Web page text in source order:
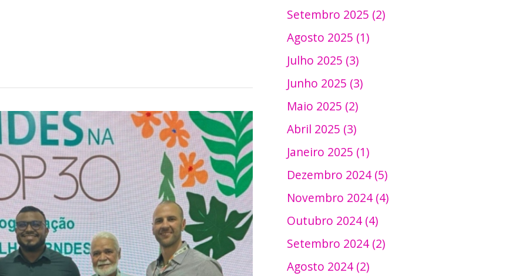
Setembro 2025 (2)
Agosto 2025 (1)
Julho 2025 (3)
Junho 2025 (3)
Maio 2025 (2)
Abril 2025 (3)
Janeiro 2025 (1)
Dezembro 2024 (5)
Novembro 2024 (4)
Outubro 2024 (4)
Setembro 2024 (2)
Agosto 2024 (2)